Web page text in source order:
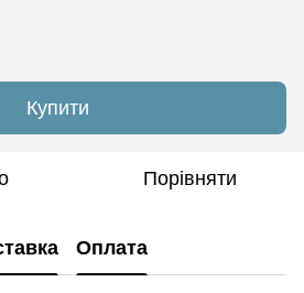
Купити
Порівняти
Оплата